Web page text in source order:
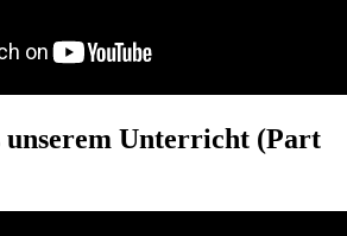
unserem Unterricht (Part